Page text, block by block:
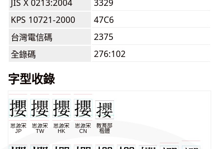
JIS X 0213:2004
3329
KPS 10721-2000
47C6
台灣電信碼
2375
全錄碼
276:102
字型收錄
思源宋
JP
思源宋
TW
思源宋
HK
思源宋
CN
教育部
楷體